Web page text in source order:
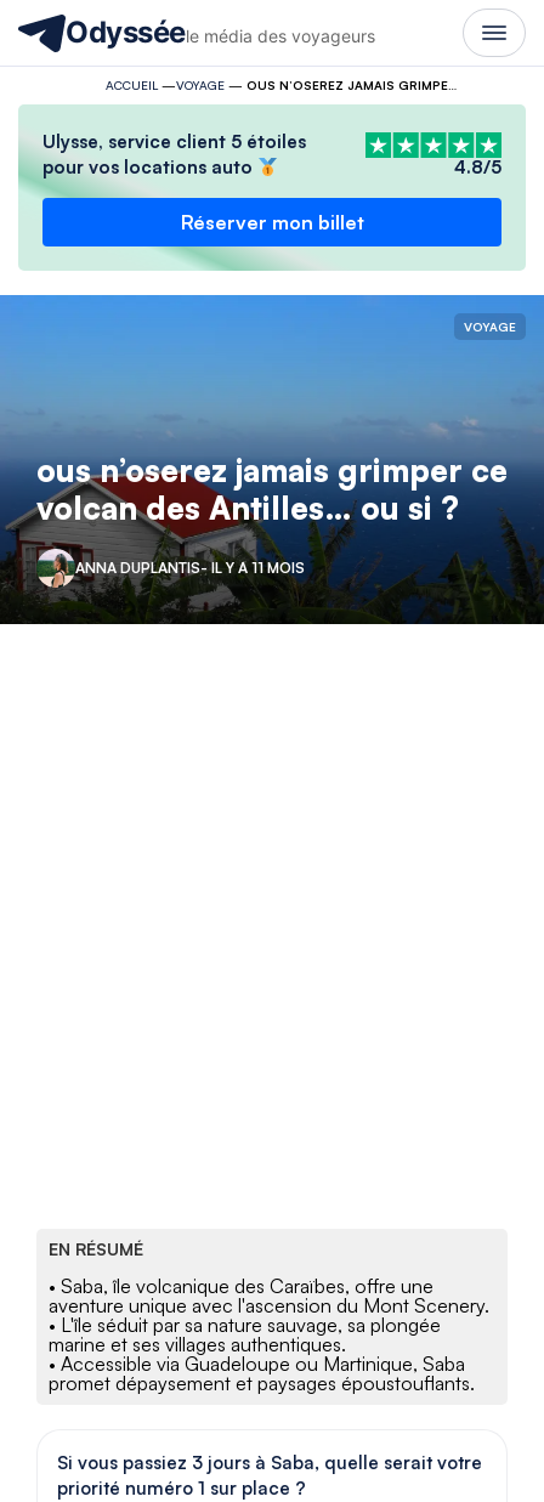
Odysséele média des voyageurs
ACCUEIL —VOYAGE— OUS N’OSEREZ JAMAIS GRIMPER CE VOLCAN DES ANTILLES… OU SI ?
Ulysse, service client 5 étoiles
pour vos locations auto
4.8/5
Réserver mon billet
VOYAGE
ous n’oserez jamais grimper ce
volcan des Antilles… ou si ?
ANNA DUPLANTIS- IL Y A 11 MOIS
EN RÉSUMÉ
• Saba, île volcanique des Caraïbes, offre une
aventure unique avec l'ascension du Mont Scenery.
• L'île séduit par sa nature sauvage, sa plongée
marine et ses villages authentiques.
• Accessible via Guadeloupe ou Martinique, Saba
promet dépaysement et paysages époustouflants.
Si vous passiez 3 jours à Saba, quelle serait votre
priorité numéro 1 sur place ?